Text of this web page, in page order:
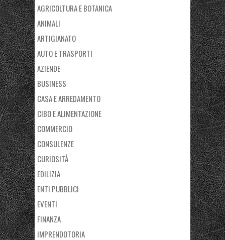
AGRICOLTURA E BOTANICA
ANIMALI
ARTIGIANATO
AUTO E TRASPORTI
AZIENDE
BUSINESS
CASA E ARREDAMENTO
CIBO E ALIMENTAZIONE
COMMERCIO
CONSULENZE
CURIOSITÀ
EDILIZIA
ENTI PUBBLICI
EVENTI
FINANZA
IMPRENDOTORIA